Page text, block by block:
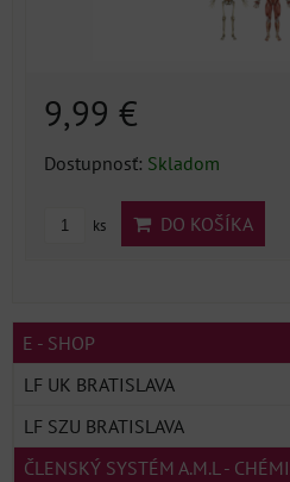
9,99 €
Dostupnosť: Skladom
ks DO KOŠÍKA
E - SHOP
LF UK BRATISLAVA
LF SZU BRATISLAVA
ČLENSKÝ SYSTÉM A.M.L -